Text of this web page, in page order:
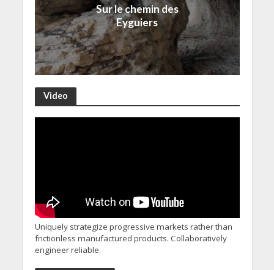
Sur le chemin des
Eyguiers
Video
Uniquely strategize progressive markets rather than
frictionless manufactured products. Collaboratively
engineer reliable.